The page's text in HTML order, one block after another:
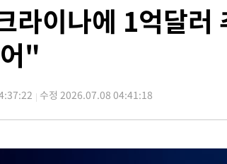
코스피, 301.88포인트(4.58%) 내린 6296.38 마감
원·달러 환율, 0.7원 내린 1423.8원 마감
떨어졌다"…다누리, 스페이스X 로켓 달 충돌 흔적 포착
지 39도 '펄펄'…기상청 "태풍 지나며 폭염 잠시 꺾인
, 한국계 진보 주지사 후보 맹공…"공산주의가 최대
라이나에 1억달
"
수정 2026.07.08 04:41:18